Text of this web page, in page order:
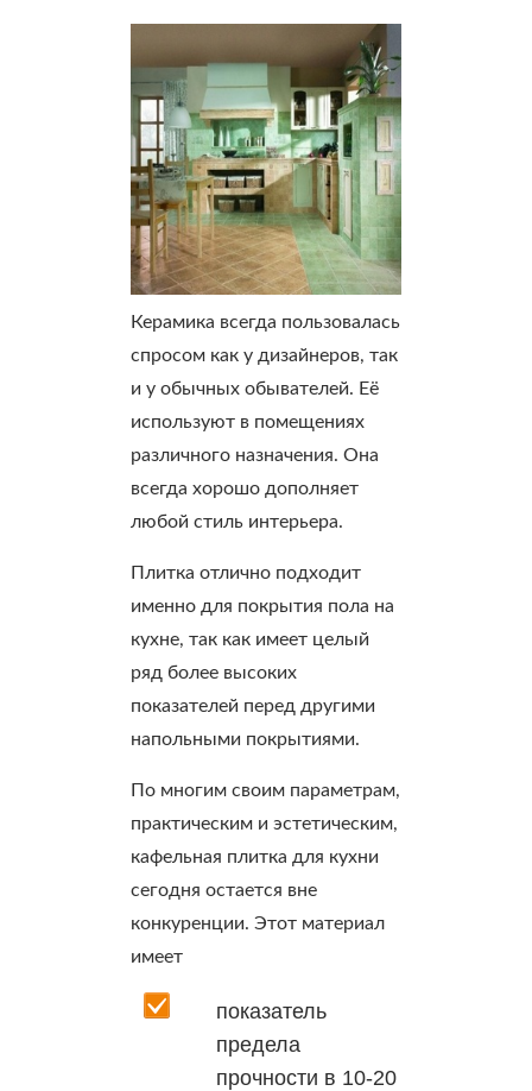
Керамика всегда пользовалась
спросом как у дизайнеров, так
и у обычных обывателей. Её
используют в помещениях
различного назначения. Она
всегда хорошо дополняет
любой стиль интерьера.
Плитка отлично подходит
именно для покрытия пола на
кухне, так как имеет целый
ряд более высоких
показателей перед другими
напольными покрытиями.
По многим своим параметрам,
практическим и эстетическим,
кафельная плитка для кухни
сегодня остается вне
конкуренции. Этот материал
имеет
показатель
предела
прочности в 10-20